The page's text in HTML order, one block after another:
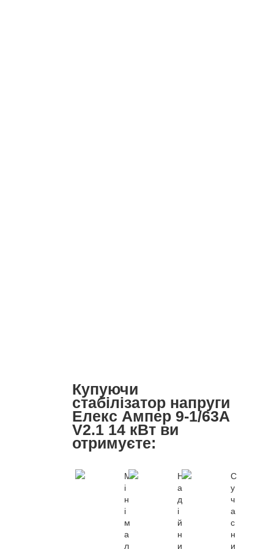
Купуючи
стабілізатор напруги
Елекс Ампер 9-1/63A
V2.1 14 кВт ви
отримуєте:
М
і
н
і
м
а
л
Н
а
д
і
й
н
и
С
у
ч
а
с
н
и